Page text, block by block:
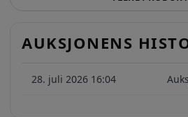
AUKSJONENS
28. juli 2026 16:04